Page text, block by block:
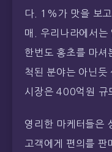
다. 1%가 맛을 보
매. 우리나라에서는
한번도 홍초를 마셔
척된 분야는 아닌듯
시장은 400억원 규
영리한 마케터들은
고객에게 편의를